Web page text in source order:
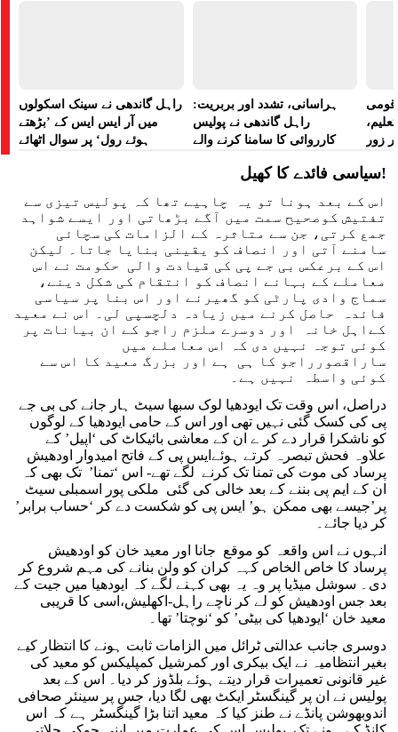
راہل گاندھی نے سینک اسکولوں
میں آر ایس ایس کے ’بڑھتے
ہوئے رول‘ پر سوال اٹھائے
ہراسانی، تشدد اور بربریت:
راہل گاندھی نے پولیس
کارروائی کا سامنا کرنے والے
قومی
زور
سیاسی فائدے کا کھیل!
اس کے بعد ہونا تو یہ چاہیے تھا کہ پولیس تیزی سے
تفتیش کوصحیح سمت میں آگے بڑھاتی اور ایسے شواہد
جمع کرتی، جن سے متاثرہ کے الزامات کی سچائی
سامنے آتی اور انصاف کو یقینی بنایا جاتا۔ لیکن
اس کے برعکس بی جے پی کی قیادت والی حکومت نے اس
معاملے کے بہانے انصاف کو انتقام کی شکل دینے،
سماج وادی پارٹی کو گھیرنے اور اس بنا پر سیاسی
فائدہ حاصل کرنے میں زیادہ دلچسپی لی۔ اس نے معید
کےاہل خانہ اور دوسرے ملزم راجو کے ان بیانات پر
کوئی توجہ نہیں دی کہ اس معاملے میں
ساراقصورراجو کا ہی ہے اور بزرگ معید کا اس سے
کوئی واسطہ نہیں ہے۔
دراصل، اس وقت تک ایودھیا لوک سبھا سیٹ ہار جانے کی بی جے
پی کی کسک گئی نہیں تھی اور اس کے حامی ایودھیا کے لوگوں
کو ناشکرا قرار دے کر ے ان کے معاشی بائیکاٹ کی ‘اپیل’ کے
علاوہ فحش تبصرہ کرتے ہوئےایس پی کے فاتح امیدوار اودھیش
پرساد کی موت کی تمنا تک کرنے لگے تھے- اس ‘تمنا’ تک بھی کہ
ان کے ایم پی بننے کے بعد خالی کی گئی ملکی پور اسمبلی سیٹ
پر’جیسے بھی ممکن ہو’ ایس پی کو شکست دے کر ‘حساب برابر’
کر دیا جائے۔
انہوں نے اس واقعہ کو موقع جانا اور معید خان کو اودھیش
پرساد کا خاص الخاص کہہ کران کو ولن بنانے کی مہم شروع کر
دی۔ سوشل میڈیا پر وہ یہ بھی کہنے لگے کہ ایودھیا میں جیت کے
بعد جس اودھیش کو لے کر ناچے راہل-اکھلیش،اسی کا قریبی
معید خان ‘ایودھیا کی بیٹی’ کو ‘نوچتا’ تھا۔
دوسری جانب عدالتی ٹرائل میں الزامات ثابت ہونے کا انتظار کیے
بغیر انتظامیہ نے ایک بیکری اور کمرشیل کمپلیکس کو معید کی
غیر قانونی تعمیرات قرار دیتے ہوئے بلڈوز کر دیا۔ اس کے بعد
پولیس نے ان پر گینگسٹر ایکٹ بھی لگا دیا، جس پر سینئر صحافی
اندوبھوشن پانڈے نے طنز کیا کہ معید اتنا بڑا گینگسٹر ہے کہ اس